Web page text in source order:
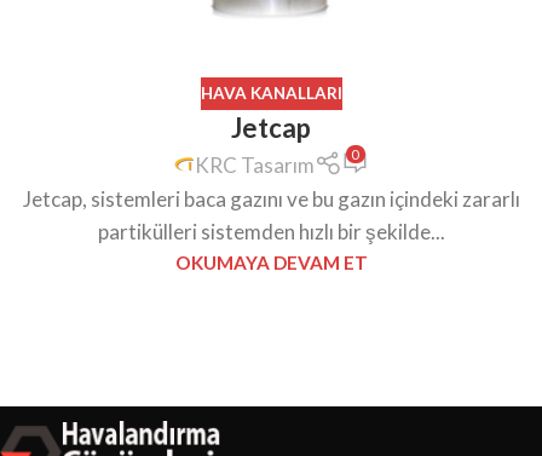
HAVA KANALLARI
Jetcap
KRC Tasarım 0
Jetcap, sistemleri baca gazını ve bu gazın içindeki zararlı
partikülleri sistemden hızlı bir şekilde...
OKUMAYA DEVAM ET